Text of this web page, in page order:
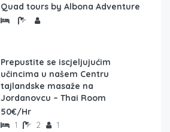
Quad tours by Albona Adventure
Prepustite se iscjeljujućim
učincima u našem Centru
tajlandske masaže na
Jordanovcu – Thai Room
50€/Hr
1 2 1